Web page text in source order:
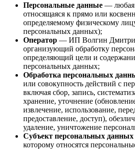
Персональные данные — любая
относящаяся к прямо или
определяемому физическому
персональных данных);
Оператор — ИП Волгин
организующий обработку
определяющий цели и
персональных данных;
Обработка персональных
или совокупность действий с
включая сбор, запись,
хранение, уточнение
извлечение, использование,
предоставление, доступ),
удаление, уничтожение
Субъект персональных данных
которому относятся